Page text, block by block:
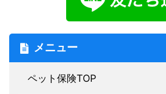
メニュー
ペット保険TOP